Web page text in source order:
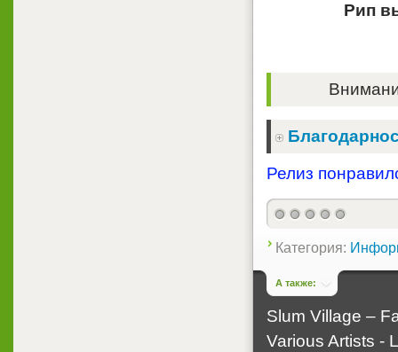
Рип
Релиз
Категория:
А также:
Slum Village ‎–
Various Artists -